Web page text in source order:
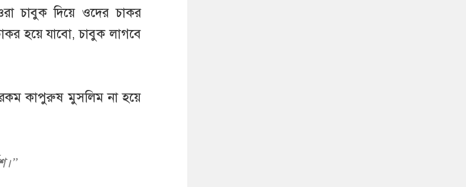
চাবুক দিয়ে ওদের চাকর
হয়ে যাবো, চাবুক লাগবে
কাপুরুষ মুসলিম না হয়ে